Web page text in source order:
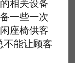
相关设备
一些一次
座椅供客
不能让顾客